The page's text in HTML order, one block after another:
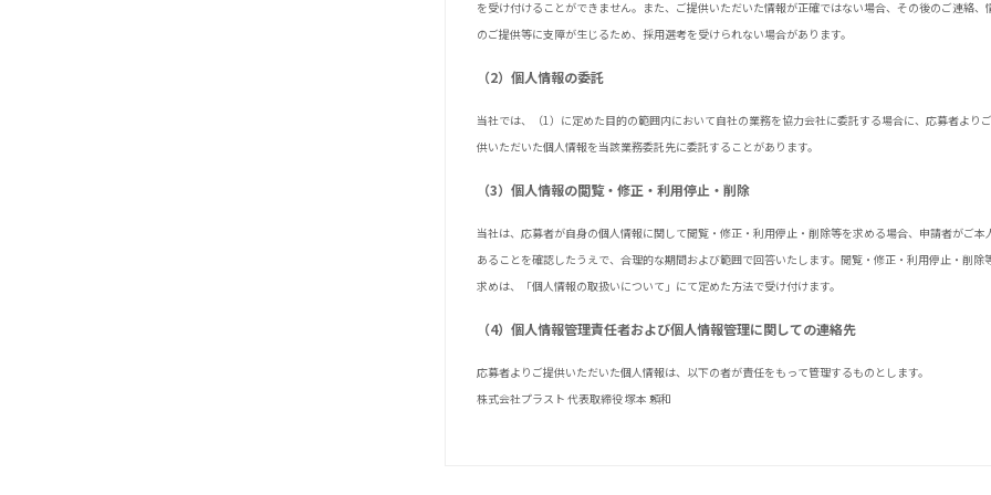
を受け付けることができません。また、ご提供いただいた情報が正確ではない場合、その後のご連絡、
のご提供等に支障が生じるため、採用選考を受けられない場合があります。
（2）個人情報の委託
当社では、（1）に定めた目的の範囲内において自社の業務を協力会社に委託する場合に、応募者より
供いただいた個人情報を当該業務委託先に委託することがあります。
（3）個人情報の閲覧・修正・利用停止・削除
当社は、応募者が自身の個人情報に関して閲覧・修正・利用停止・削除等を求める場合、申請者がご本
あることを確認したうえで、合理的な期間および範囲で回答いたします。閲覧・修正・利用停止・削除
求めは、「個人情報の取扱いについて」にて定めた方法で受け付けます。
（4）個人情報管理責任者および個人情報管理に関しての連絡先
応募者よりご提供いただいた個人情報は、以下の者が責任をもって管理するものとします。
株式会社プラスト 代表取締役 塚本 頼和